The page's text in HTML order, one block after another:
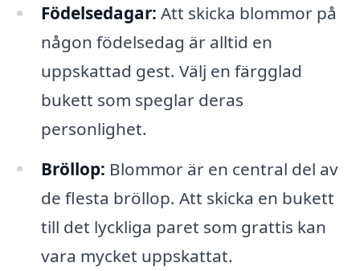
Födelsedagar: Att skicka blommor på
någon födelsedag är alltid en
uppskattad gest. Välj en färgglad
bukett som speglar deras
personlighet.
Bröllop: Blommor är en central del av
de flesta bröllop. Att skicka en bukett
till det lyckliga paret som grattis kan
vara mycket uppskattat.